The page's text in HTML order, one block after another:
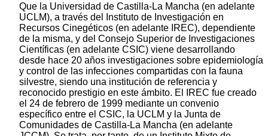
Que la Universidad de Castilla-La Mancha (en adelante
UCLM), a través del Instituto de Investigación en
Recursos Cinegéticos (en adelante IREC), dependiente
de la misma, y del Consejo Superior de Investigaciones
Científicas (en adelante CSIC) viene desarrollando
desde hace 20 años investigaciones sobre epidemiología
y control de las infecciones compartidas con la fauna
silvestre, siendo una institución de referencia y
reconocido prestigio en este ámbito. El IREC fue creado
el 24 de febrero de 1999 mediante un convenio
específico entre el CSIC, la UCLM y la Junta de
Comunidades de Castilla-La Mancha (en adelante